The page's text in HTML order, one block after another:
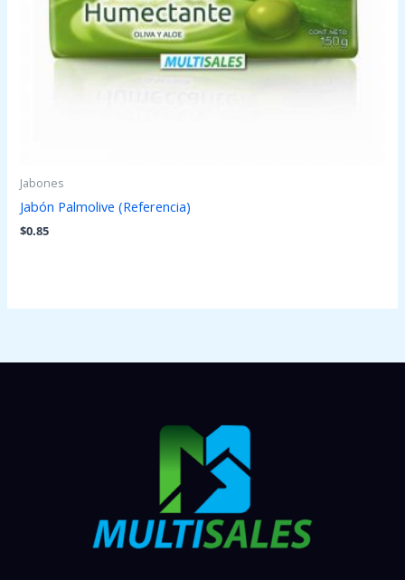
Jabones
Jabón Palmolive (Referencia)
$0.85